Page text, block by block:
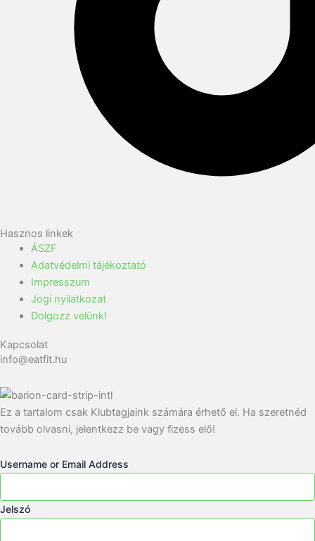
Hasznos linkek
ÁSZF
Adatvédelmi tájékoztató
Impresszum
Jogi nyilatkozat
Dolgozz velünk!
Kapcsolat
info@eatfit.hu
Ez a tartalom csak Klubtagjaink számára érhető el. Ha szeretnéd
tovább olvasni, jelentkezz be vagy fizess elő!
Username or Email Address
Jelszó